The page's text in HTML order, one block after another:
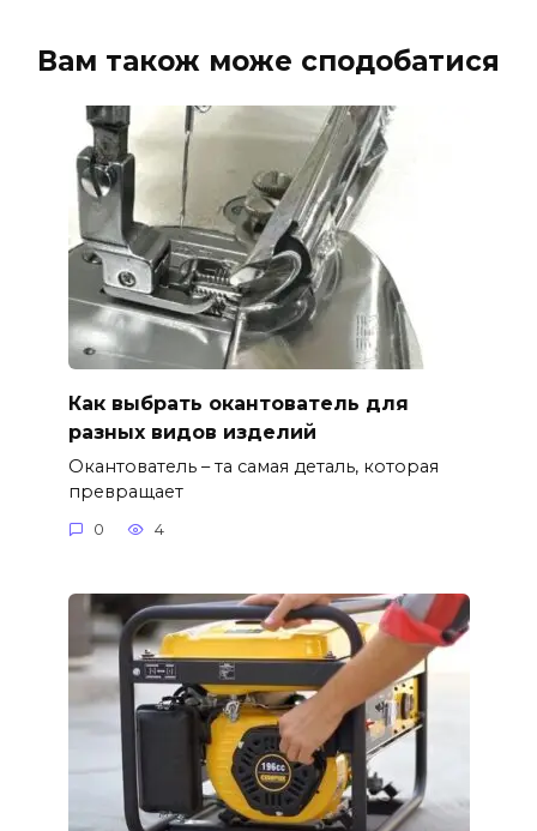
Вам також може сподобатися
Как выбрать окантователь для
разных видов изделий
Окантователь – та самая деталь, которая
превращает
0 4